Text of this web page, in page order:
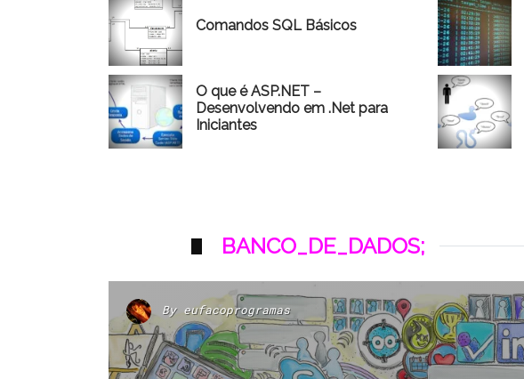
Comandos SQL Básicos
O que é ASP.NET –
Desenvolvendo em .Net para
Iniciantes
BANCO_DE_DADOS;
By eufacoprogramas